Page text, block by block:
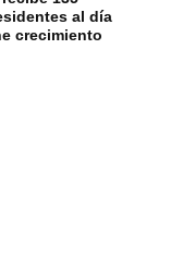
al día
crecimiento